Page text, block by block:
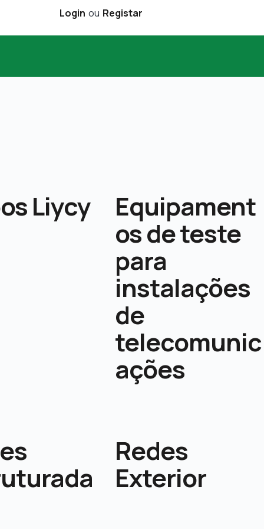
Login ou Registar
Liycy Equipament
os de teste
para
instalações
de
telecomunic
ações
Redes
Exterior